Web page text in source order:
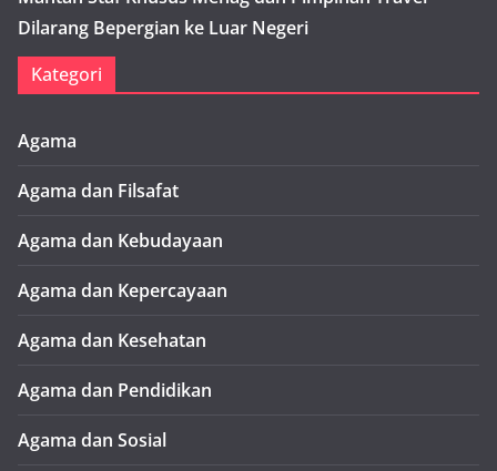
Dilarang Bepergian ke Luar Negeri
Kategori
Agama
Agama dan Filsafat
Agama dan Kebudayaan
Agama dan Kepercayaan
Agama dan Kesehatan
Agama dan Pendidikan
Agama dan Sosial